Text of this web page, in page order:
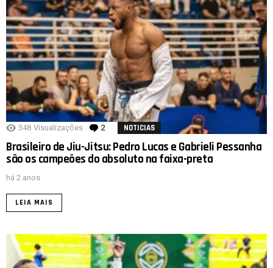
348 Visualizações 2 Comentários
NOTICIAS
Brasileiro de Jiu-Jitsu: Pedro Lucas e Gabrieli Pessanha
são os campeões do absoluto na faixa-preta
há 2 anos
LEIA MAIS